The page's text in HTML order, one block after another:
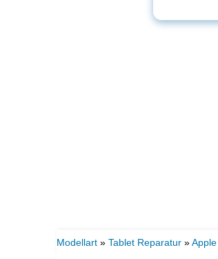
Modellart » Tablet Reparatur »